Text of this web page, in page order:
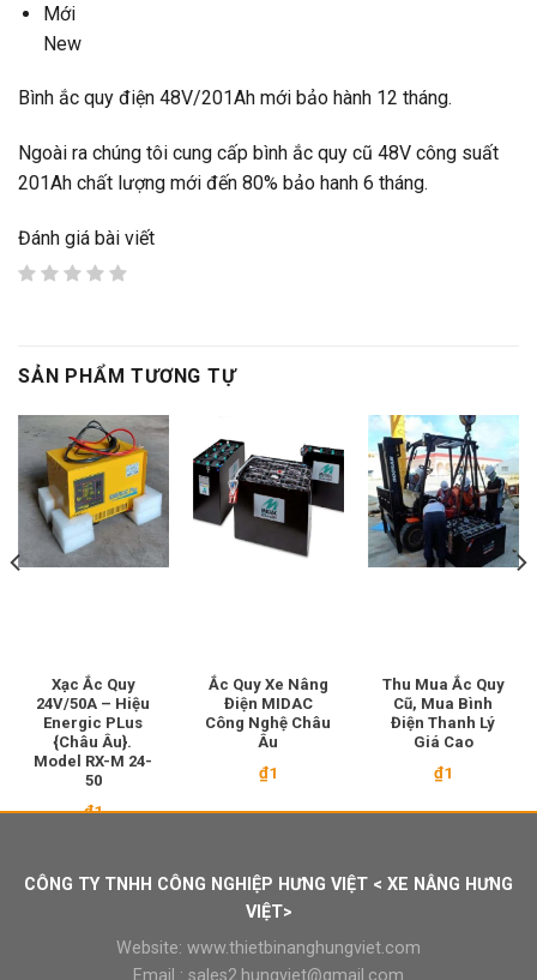
Mới
New
Bình ắc quy điện 48V/201Ah mới bảo hành 12 tháng.
Ngoài ra chúng tôi cung cấp bình ắc quy cũ 48V công suất
201Ah chất lượng mới đến 80% bảo hanh 6 tháng.
Đánh giá bài viết
SẢN PHẨM TƯƠNG TỰ
Xạc Ắc Quy
24V/50A – Hiệu
Energic PLus
{Châu Âu}.
Model RX-M 24-
50
₫1
Ắc Quy Xe Nâng
Điện MIDAC
Công Nghệ Châu
Âu
₫1
Thu Mua Ắc Quy
Cũ, Mua Bình
Điện Thanh Lý
Giá Cao
₫1
CÔNG TY TNHH CÔNG NGHIỆP HƯNG VIỆT < XE NÂNG HƯNG
VIỆT>
Website: www.thietbinanghungviet.com
Email : sales2.hungviet@gmail.com